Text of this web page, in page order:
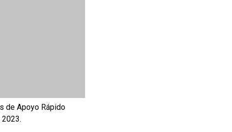
los miembros de la
en la oficina de
Al Ahram.